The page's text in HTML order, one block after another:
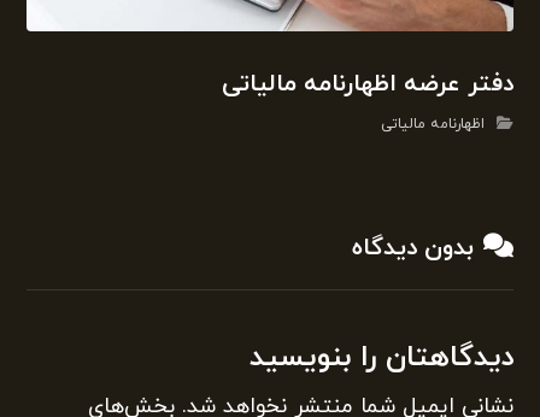
دفتر عرضه اظهارنامه مالیاتی
اظهارنامه مالیاتی
بدون دیدگاه
دیدگاهتان را بنویسید
نشانی ایمیل شما منتشر نخواهد شد. بخش‌های